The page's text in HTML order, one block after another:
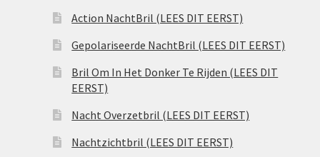
Action NachtBril (LEES DIT EERST)
Gepolariseerde NachtBril (LEES DIT EERST)
Bril Om In Het Donker Te Rijden (LEES DIT
EERST)
Nacht Overzetbril (LEES DIT EERST)
Nachtzichtbril (LEES DIT EERST)